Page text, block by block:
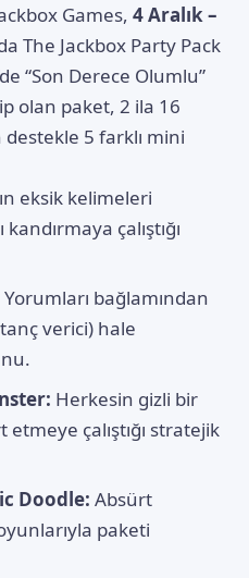
Games, 4 Aralık –
The Jackbox Party Pack
“Son Derece Olumlu”
olan paket, 2 ila 16
5 farklı mini
eksik kelimeleri
çalıştığı
Yorumları bağlamından
verici) hale
Herkesin gizli bir
çalıştığı stratejik
Doodle: Absürt
paketi